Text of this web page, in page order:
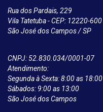
Rua dos Pardais, 229
Vila Tatetuba - CEP: 12220-600
São José dos Campos / SP
CNPJ: 52.830.034/0001-07
Atendimento:
Segunda à Sexta: 8:00 as 18:00
Sábados: 9:00 as 13:00
São José dos Campos